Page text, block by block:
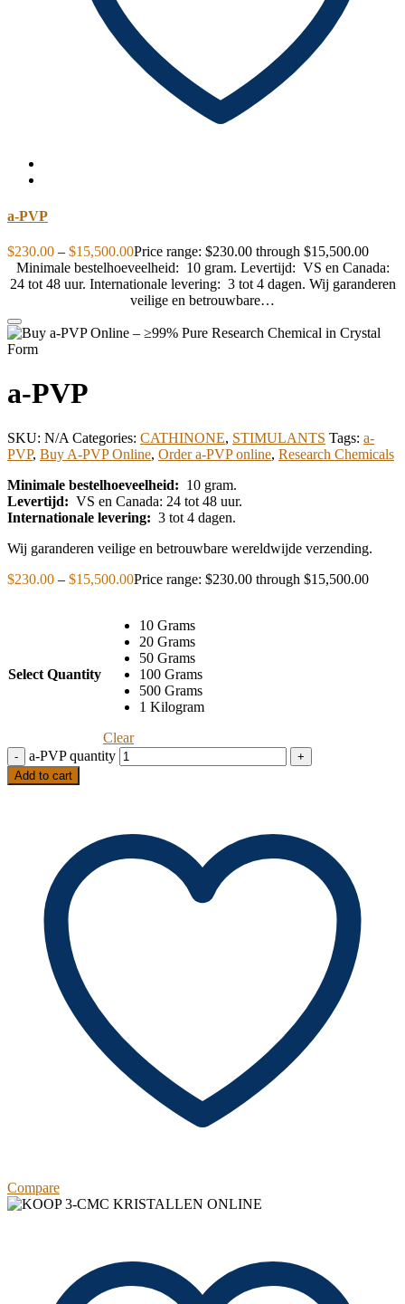
a-PVP
$230.00 – $15,500.00Price range: $230.00 through $15,500.00
Minimale bestelhoeveelheid: 10 gram. Levertijd: VS en Canada:
24 tot 48 uur. Internationale levering: 3 tot 4 dagen. Wij garanderen
veilige en betrouwbare…
a-PVP
SKU: N/A Categories: CATHINONE, STIMULANTS Tags: a-
PVP, Buy A-PVP Online, Order a-PVP online, Research Chemicals
Minimale bestelhoeveelheid: 10 gram.
Levertijd: VS en Canada: 24 tot 48 uur.
Internationale levering: 3 tot 4 dagen.
Wij garanderen veilige en betrouwbare wereldwijde verzending.
$230.00 – $15,500.00Price range: $230.00 through $15,500.00
Select Quantity
10 Grams
20 Grams
50 Grams
100 Grams
500 Grams
1 Kilogram
Clear
a-PVP quantity
Add to cart
Compare